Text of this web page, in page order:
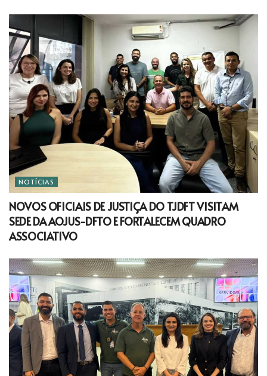
NOTÍCIAS
NOVOS OFICIAIS DE JUSTIÇA DO TJDFT VISITAM
SEDE DA AOJUS-DFTO E FORTALECEM QUADRO
ASSOCIATIVO